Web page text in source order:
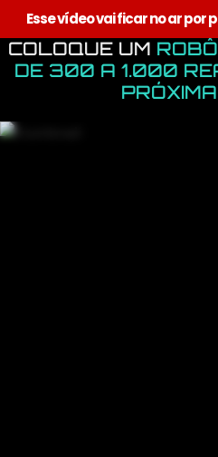
Esse vídeo vai ficar no ar por
COLOQUE UM
DE 300 A 1.000